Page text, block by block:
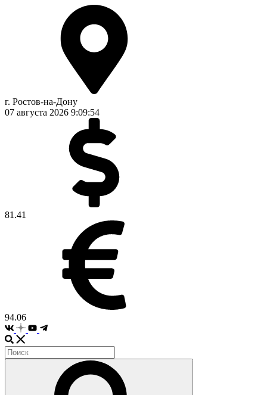
г. Ростов-на-Дону
07 августа 2026 9:09:55
81.41
94.06